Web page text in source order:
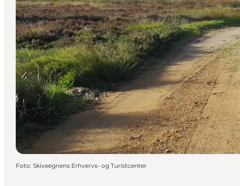
Foto: Skiveegnens Erhvervs- og Turistcenter